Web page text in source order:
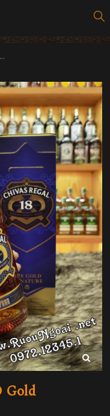
Rượu Chivas Regal 18YO Gold
Gold